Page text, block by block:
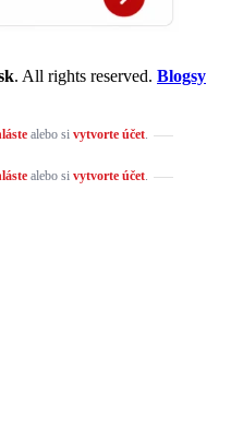
. All rights reserved. Blogsy
alebo si vytvorte účet.